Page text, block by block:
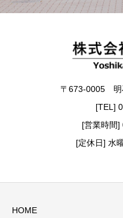
〒673-0005 明
[TEL]
[営業時間]
[定休日] 水
HOME